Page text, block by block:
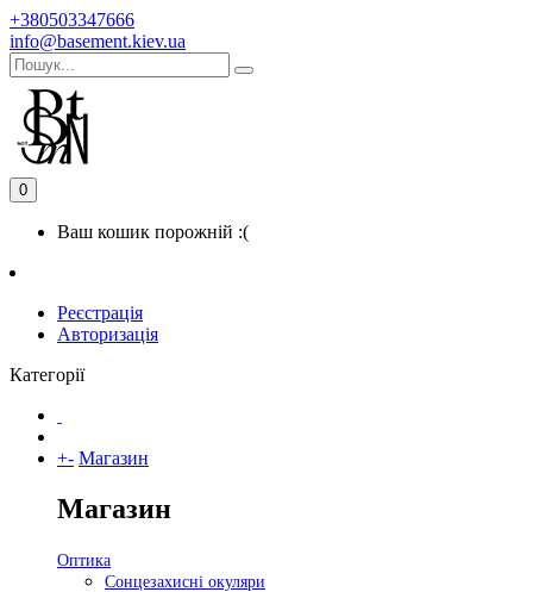
+380503347666
info@basement.kiev.ua
0
Ваш кошик порожній :(
Реєстрація
Авторизація
Категорії
+- Магазин
Магазин
Оптика
Сонцезахисні окуляри